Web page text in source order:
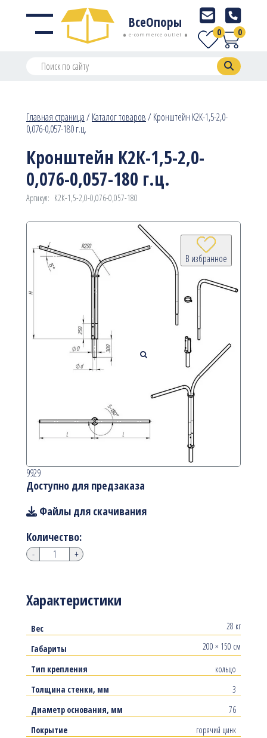
ВсеОпоры
e-commerce outlet 0
0
Главная страница/Каталог товаров/Кронштейн К2К-1,5-2,0-
0,076-0,057-180 г.ц.
Кронштейн К2К-1,5-2,0-
0,076-0,057-180 г.ц.
Артикул: К2К-1,5-2,0-0,076-0,057-180
В избранное
Характеристики
Вес
28 кг
Габариты
200 × 150 см
Тип крепления
кольцо
Толщина стенки, мм
3
Диаметр основания, мм
76
Покрытие
горячий цинк
9929
Доступно для предзаказа
Файлы для скачивания
Количество:
- +